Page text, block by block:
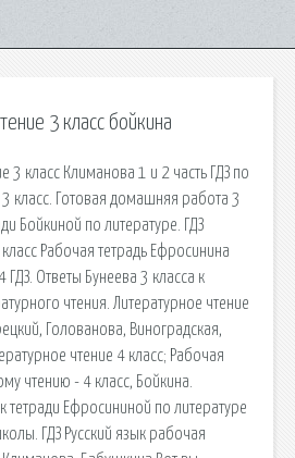
3 класс бойкина
3 класс Климанова 1 и 2 часть ГДЗ по
класс. Готовая домашняя работа 3
Бойкиной по литературе. ГДЗ
Рабочая тетрадь Ефросинина
Ответы Бунеева 3 класса к
чтения. Литературное чтение
Голованова, Виноградская,
чтение 4 класс; Рабочая
чтению - 4 класс, Бойкина.
тетради Ефросининой по литературе
ГДЗ Русский язык рабочая